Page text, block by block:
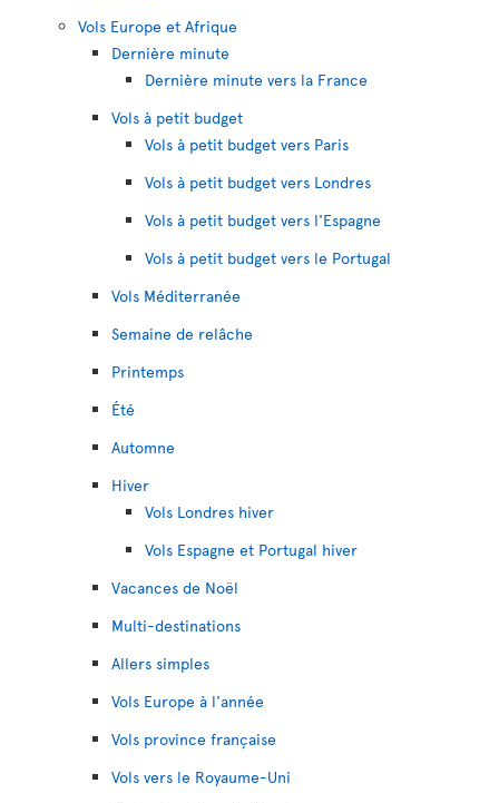
Vols Europe et Afrique
Dernière minute
Dernière minute vers la France
Vols à petit budget
Vols à petit budget vers Paris
Vols à petit budget vers Londres
Vols à petit budget vers l'Espagne
Vols à petit budget vers le Portugal
Vols Méditerranée
Semaine de relâche
Printemps
Été
Automne
Hiver
Vols Londres hiver
Vols Espagne et Portugal hiver
Vacances de Noël
Multi-destinations
Allers simples
Vols Europe à l'année
Vols province française
Vols vers le Royaume-Uni